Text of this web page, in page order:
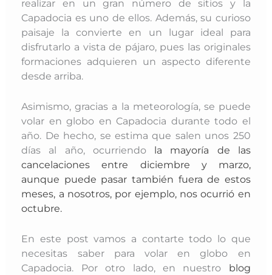
realizar en un gran número de sitios y la
Capadocia es uno de ellos. Además, su curioso
paisaje la convierte en un lugar ideal para
disfrutarlo a vista de pájaro, pues las originales
formaciones adquieren un aspecto diferente
desde arriba.
Asimismo, gracias a la meteorología, se puede
volar en globo en Capadocia durante todo el
año. De hecho, se estima que salen unos 250
días al año, ocurriendola mayoría de las
cancelaciones entre diciembre y marzo,
aunque puede pasar también fuera de estos
meses, a nosotros, por ejemplo, nos ocurrió en
octubre.
En este post vamos a contarte todo lo que
necesitas saber para volar en globo en
Capadocia. Por otro lado, en nuestro blog